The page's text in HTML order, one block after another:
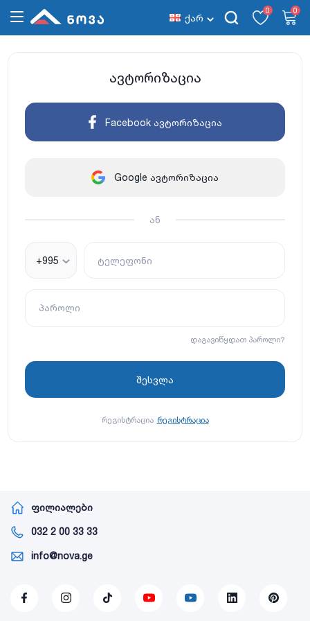
ქარ
0 0
ავტორიზაცია
Facebook ავტორიზაცია
Google ავტორიზაცია
ან
+995 ტელეფონი
პაროლი
დაგავიწყდათ პაროლი?
რეგისტრაცია რეგისტრაცია
ფილიალები
032 2 00 33 33
info@nova.ge